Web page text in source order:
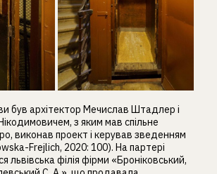
був архітектор Мечислав Штадлер і
з яким мав спільне
виконав проект і керував зведенням
Frejlich, 2020: 100). На партері
львівська філія фірми «Броніковський,